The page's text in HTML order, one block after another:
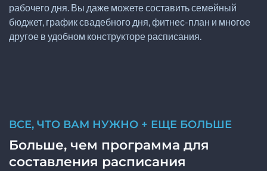
рабочего дня. Вы даже можете составить семейный
бюджет, график свадебного дня, фитнес-план и многое
другое в удобном конструкторе расписания.
ВСЕ, ЧТО ВАМ НУЖНО + ЕЩЕ БОЛЬШЕ
Больше, чем программа для
составления расписания